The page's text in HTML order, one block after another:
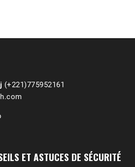
de Guidimakha
(+221)775952161
ET ASTUCES DE SÉCURITÉ